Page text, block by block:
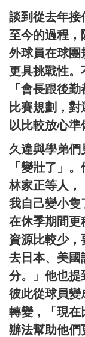
談到從去年接
至今的過程，
外球員在球團
更具挑戰性。
「會長跟後
比賽規劃，
以比較放心準
久違與學弟
「變壯了」
林家正等人，
我自己變小隻
在休季期間更
資源比較少
去日本、美國
分。」他也提
彼此從球員變
轉變，「現在
辦法幫助他們